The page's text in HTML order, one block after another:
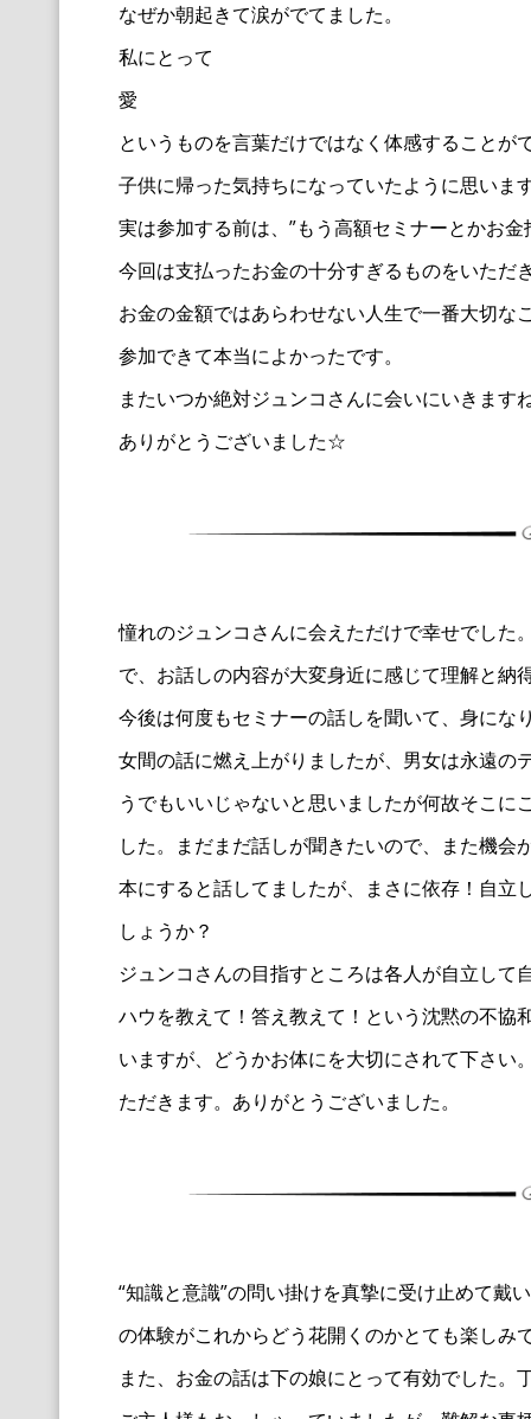
なぜか朝起きて涙がでてました。
私にとって
愛
というものを言葉だけではなく体感することが
子供に帰った気持ちになっていたように思いま
実は参加する前は、”もう高額セミナーとかお
今回は支払ったお金の十分すぎるものをいただ
お金の金額ではあらわせない人生で一番大切な
参加できて本当によかったです。
またいつか絶対ジュンコさんに会いにいきますね
ありがとうございました☆
憧れのジュンコさんに会えただけで幸せでした
で、 お話しの内容が大変身近に感じて理解と納
今後は何度もセミナーの話しを聞いて、身にな
女間の話に燃え上がりましたが、男女は永遠の
うでもいいじゃないと思いましたが何故そこに
した。
まだまだ話しが聞きたいので、また機会
本にすると話してましたが、まさに依存！自立
しょうか？
ジュンコさんの目指すところは各人が自立して
ハウを教えて！ 答え教えて！という沈黙の不協
いますが、どうかお体にを大切にされて下さい
ただきます。ありがとうございました。
“知識と意識”の問い掛けを真摯に受け止めて戴
の体験がこれからどう花開くのかとても楽しみ
また、お金の話は下の娘にとって有効でした。